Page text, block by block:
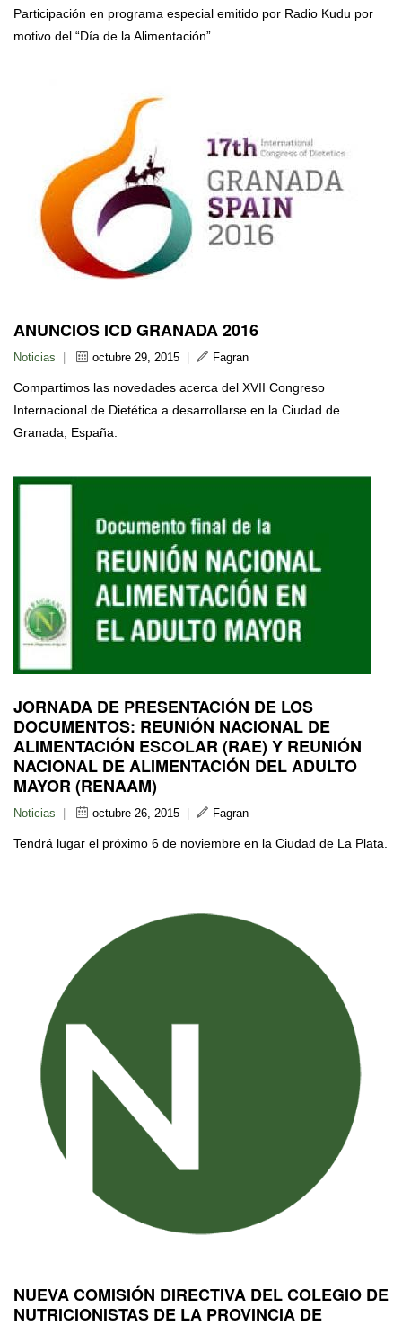
Participación en programa especial emitido por Radio Kudu por
motivo del “Día de la Alimentación”.
ANUNCIOS ICD GRANADA 2016
Noticias octubre 29, 2015 Fagran
Compartimos las novedades acerca del XVII Congreso
Internacional de Dietética a desarrollarse en la Ciudad de
Granada, España.
JORNADA DE PRESENTACIÓN DE LOS
DOCUMENTOS: REUNIÓN NACIONAL DE
ALIMENTACIÓN ESCOLAR (RAE) Y REUNIÓN
NACIONAL DE ALIMENTACIÓN DEL ADULTO
MAYOR (RENAAM)
Noticias octubre 26, 2015 Fagran
Tendrá lugar el próximo 6 de noviembre en la Ciudad de La Plata.
NUEVA COMISIÓN DIRECTIVA DEL COLEGIO DE
NUTRICIONISTAS DE LA PROVINCIA DE